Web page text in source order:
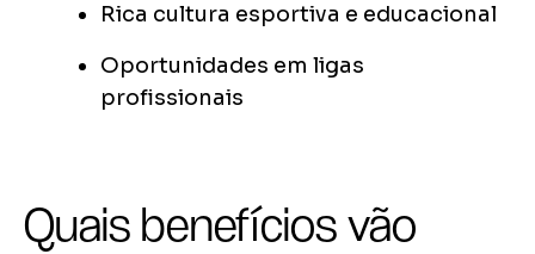
Rica cultura esportiva e educacional
Oportunidades em ligas
profissionais
Quais benefícios vão